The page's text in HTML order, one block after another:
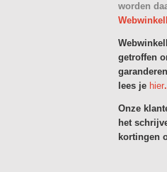
worden
getroffen
lees je hier.
Onze
het
kortingen